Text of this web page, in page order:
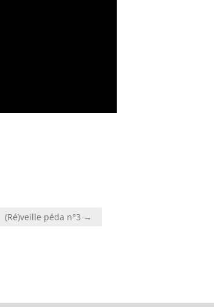
(Ré)veille péda n°3 →